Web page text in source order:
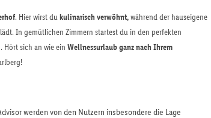
. Hier wirst dukulinarisch verwöhnt,während der hauseigene
In gemütlichen Zimmern startest du in den perfekten
Hört sich an wie ein Wellnessurlaub ganz nach Ihrem
werden von den Nutzern insbesondere die Lage